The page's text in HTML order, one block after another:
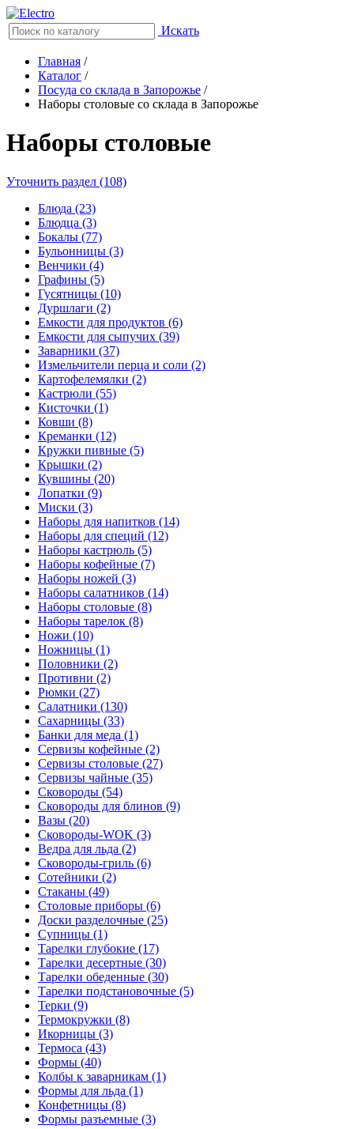
Искать
Главная /
Каталог /
Посуда со склада в Запорожье /
Наборы столовые со склада в Запорожье
Наборы столовые
Уточнить раздел (108)
Блюда (23)
Блюдца (3)
Бокалы (77)
Бульонницы (3)
Венчики (4)
Графины (5)
Гусятницы (10)
Дуршлаги (2)
Емкости для продуктов (6)
Емкости для сыпучих (39)
Заварники (37)
Измельчители перца и соли (2)
Картофелемялки (2)
Кастрюли (55)
Кисточки (1)
Ковши (8)
Креманки (12)
Кружки пивные (5)
Крышки (2)
Кувшины (20)
Лопатки (9)
Миски (3)
Наборы для напитков (14)
Наборы для специй (12)
Наборы кастрюль (5)
Наборы кофейные (7)
Наборы ножей (3)
Наборы салатников (14)
Наборы столовые (8)
Наборы тарелок (8)
Ножи (10)
Ножницы (1)
Половники (2)
Противни (2)
Рюмки (27)
Салатники (130)
Сахарницы (33)
Банки для меда (1)
Сервизы кофейные (2)
Сервизы столовые (27)
Сервизы чайные (35)
Сковороды (54)
Сковороды для блинов (9)
Вазы (20)
Сковороды-WOK (3)
Ведра для льда (2)
Сковороды-гриль (6)
Сотейники (2)
Стаканы (49)
Столовые приборы (6)
Доски разделочные (25)
Супницы (1)
Тарелки глубокие (17)
Тарелки десертные (30)
Тарелки обеденные (30)
Тарелки подстановочные (5)
Терки (9)
Термокружки (8)
Икорницы (3)
Термоса (43)
Формы (40)
Колбы к заварникам (1)
Формы для льда (1)
Конфетницы (8)
Формы разъемные (3)